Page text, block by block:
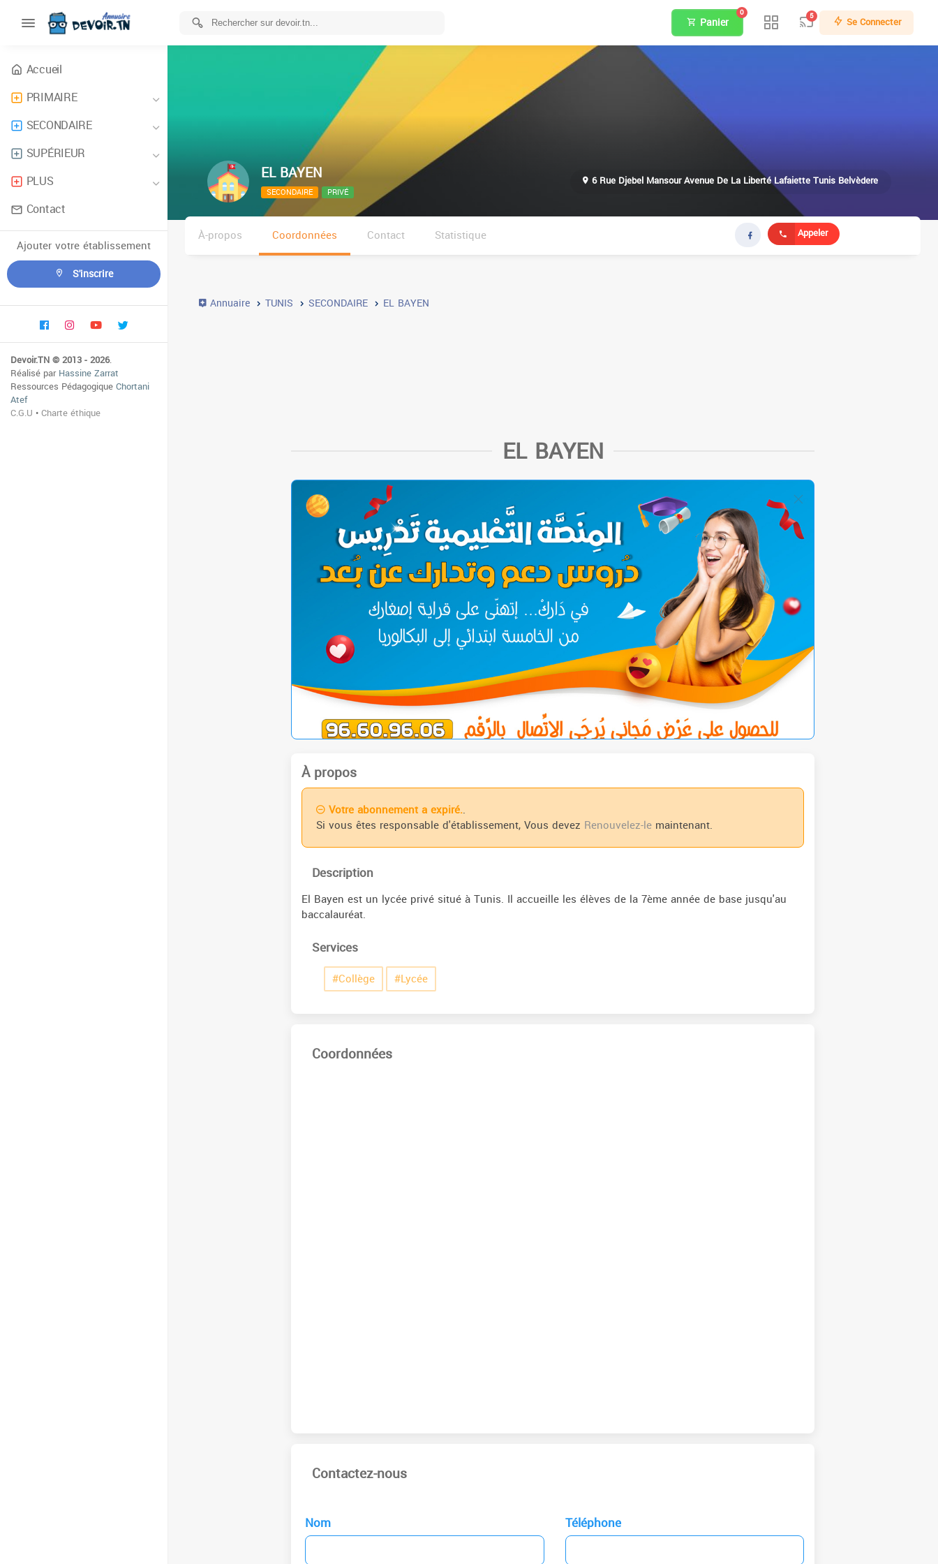
Accueil
PRIMAIRE
SECONDAIRE
SUPÉRIEUR
PLUS
Contact
Ajouter votre établissement
S'inscrire
Devoir.TN © 2013 - 2026.
Réalisé parHassine Zarrat
Ressources PédagogiqueChortani
Atef
C.G.U •Charte éthique
Panier
0 5 Se Connecter
EL BAYEN
SECONDAIRE PRIVÉ
6 Rue Djebel Mansour Avenue De La Liberté Lafaiette Tunis Belvèdere
À-propos Coordonnées Contact Statistique Appeler
Annuaire TUNIS SECONDAIRE EL BAYEN
EL BAYEN
À propos
Votre abonnement a expiré..
Si vous êtes responsable d'établissement, Vous devez Renouvelez-le maintenant.
Description
El Bayen est un lycée privé situé à Tunis. Il accueille les élèves de la 7ème année de base jusqu'au
baccalauréat.
Services
#Collège #Lycée
Coordonnées
Contactez-nous
Nom Téléphone